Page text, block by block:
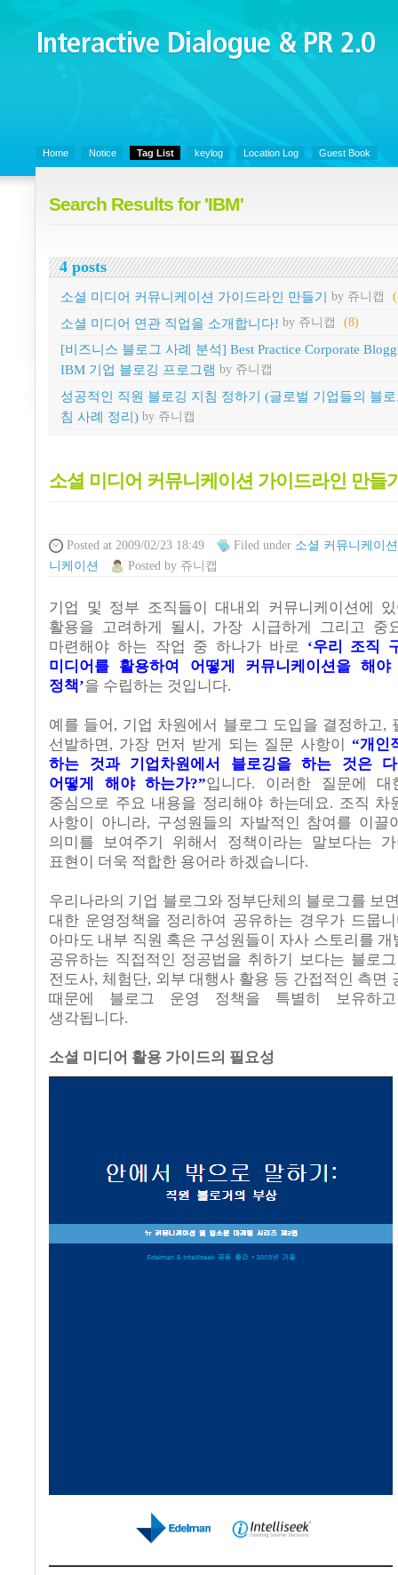
Interactive Dialogue &
PR 2.0
Home Notice Tag List keylog Location Log Guest Book
Search Results for 'IBM'
4 posts
소셜 미디어 커뮤니케이션 가이드라인 만들기 by 쥬니캡
소셜 미디어 연관 직업을 소개합니다! by 쥬니캡 (8)
[비즈니스 블로그 사례 분석] Best Practice Corporate
IBM 기업 블로깅 프로그램 by 쥬니캡
성공적인 직원 블로깅 지침 정하기 (글로벌 기업들의 블
침 사례 정리) by 쥬니캡
소셜 미디어 커뮤니케이션 가이드라인 만들
Posted at 2009/02/23 18:49 Filedunder 소셜 커뮤니케이
니케이션
Postedby 쥬니캡
기업 및 정부 조직들이 대내외 커뮤니케이션에
활용을 고려하게 될시 , 가장 시급하게 그리고 중
마련해야 하는 작업 중 하나가 바로 ‘우리 조직
미디어를 활용하여 어떻게 커뮤니케이션을 해
정책’을 수립하는 것입니다.
예를 들어, 기업 차원에서 블로그 도입을 결정하고,
선발하면, 가장 먼저 받게 되는 질문 사항이“개인
하는 것과 기업차원에서 블로깅을 하는 것은
어떻게 해야 하는가?”입니다. 이러한 질문에 대
중심으로 주요 내용을 정리해야 하는데요. 조직 차
사항이 아니라, 구성원들의 자발적인 참여를 이끌
의미를 보여주기 위해서 정책이라는 말보다는 가
표현이 더욱 적합한 용어라 하겠습니다.
우리나라의 기업 블로그와 정부단체의 블로그를 보
대한 운영정책을 정리하여 공유하는 경우가 드뭅
아마도 내부 직원 혹은 구성원들이 자사 스토리를
공유하는 직접적인 정공법을 취하기 보다는 블로
전도사, 체험단, 외부 대행사 활용 등 간접적인 측면
때문에 블로그 운영 정책을 특별히 보유하
생각됩니다.
소셜 미디어 활용 가이드의 필요성